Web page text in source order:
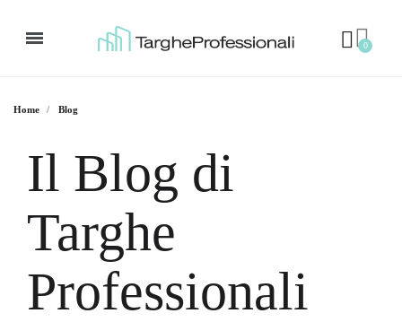
Home Blog
Il Blog di
Targhe
Professionali